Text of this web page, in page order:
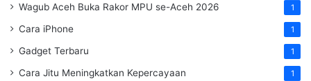
Wagub Aceh Buka Rakor MPU se-Aceh 2026 1
Cara iPhone 1
Gadget Terbaru 1
Cara Jitu Meningkatkan Kepercayaan 1